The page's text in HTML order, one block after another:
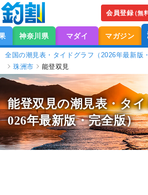
会員登録（無
神奈川県 マダイ マガジン
全国の潮見表・タイドグラフ（2026年最新版
珠洲市
能登双見
能登双見の潮見表・タ
026年最新版・完全版）